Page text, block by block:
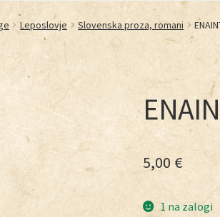
Način nakupovanja Najbolj pogosta
o zasebnosti Trgovina Zaključek nakupa
Leposlovje Slovenska proza, romani
5,00€
1 na zalogi